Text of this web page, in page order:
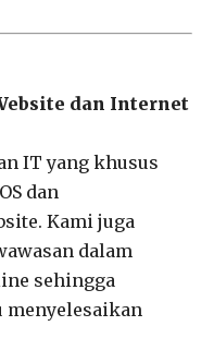
dan Internet
IT yang khusus
dan
Kami juga
dalam
sehingga
menyelesaikan